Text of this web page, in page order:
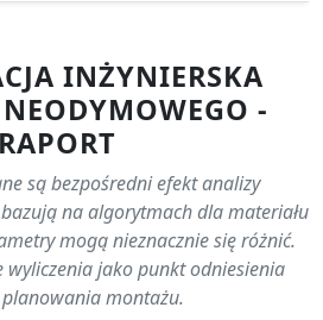
INŻYNIERSKA
-
RAPORT
są bezpośredni efekt analizy
na algorytmach dla materiału
mogą nieznacznie się różnić.
jako punkt odniesienia
montażu.